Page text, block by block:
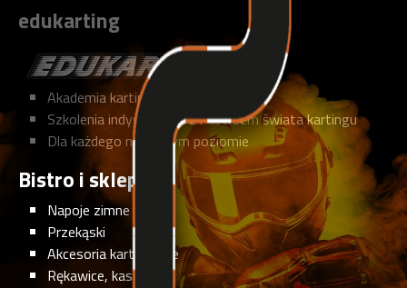
edukarting
Akademia kartingowa
Szkolenia indywidualne z mistrzem świata kartingu
Dla każdego na każdym poziomie
Bistro i sklep
Napoje zimne i ciepłe
Przekąski
Akcesoria kartingowe
Rękawice, kaski, itp.